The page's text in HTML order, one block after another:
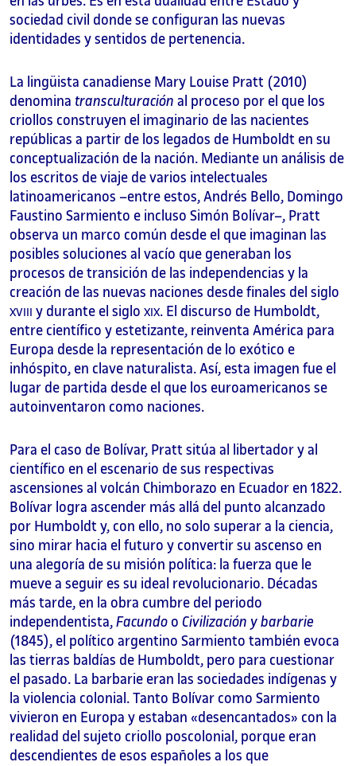
sociedad civil donde se configuran las nuevas
identidades y sentidos de pertenencia.
La lingüista canadiense Mary Louise Pratt (2010)
denomina transculturación al proceso por el que los
criollos construyen el imaginario de las nacientes
repúblicas a partir de los legados de Humboldt en su
conceptualización de la nación. Mediante un análisis de
los escritos de viaje de varios intelectuales
latinoamericanos –entre estos, Andrés Bello, Domingo
Faustino Sarmiento e incluso Simón Bolívar–, Pratt
observa un marco común desde el que imaginan las
posibles soluciones al vacío que generaban los
procesos de transición de las independencias y la
creación de las nuevas naciones desde finales del siglo
XVIII y durante el siglo XIX. El discurso de Humboldt,
entre científico y estetizante, reinventa América para
Europa desde la representación de lo exótico e
inhóspito, en clave naturalista. Así, esta imagen fue el
lugar de partida desde el que los euroamericanos se
autoinventaron como naciones.
Para el caso de Bolívar, Pratt sitúa al libertador y al
científico en el escenario de sus respectivas
ascensiones al volcán Chimborazo en Ecuador en 1822.
Bolívar logra ascender más allá del punto alcanzado
por Humboldt y, con ello, no solo superar a la ciencia,
sino mirar hacia el futuro y convertir su ascenso en
una alegoría de su misión política: la fuerza que le
mueve a seguir es su ideal revolucionario. Décadas
más tarde, en la obra cumbre del periodo
independentista, Facundo o Civilización y barbarie
(1845), el político argentino Sarmiento también evoca
las tierras baldías de Humboldt, pero para cuestionar
el pasado. La barbarie eran las sociedades indígenas y
la violencia colonial. Tanto Bolívar como Sarmiento
vivieron en Europa y estaban «desencantados» con la
realidad del sujeto criollo poscolonial, porque eran
descendientes de esos españoles a los que